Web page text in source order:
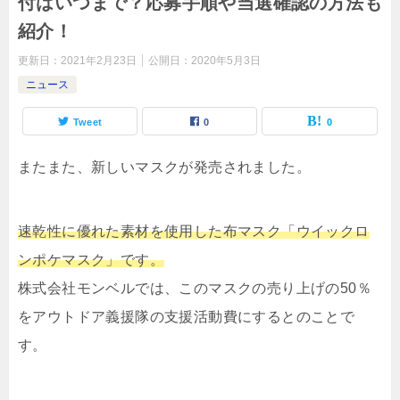
紹介！
更新日： 2021年2月23日 公開日： 2020年5月3日
ニュース
Tweet 0 0
またまた、新しいマスクが発売されました。
速乾性に優れた素材を使用した布マスク「ウイックロ
ンポケマスク」です。
株式会社モンベルでは、このマスクの売り上げの50％
をアウトドア義援隊の支援活動費にするとのことで
す。